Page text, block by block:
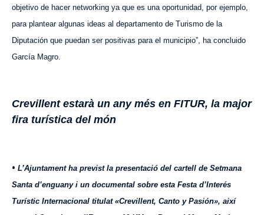
objetivo de hacer networking ya que es una oportunidad, por ejemplo,
para plantear algunas ideas al departamento de Turismo de la
Diputación que puedan ser positivas para el municipio”, ha concluido
García Magro.
Crevillent estarà un any més en FITUR, la major
fira turística del món
• L’Ajuntament ha previst la presentació del cartell de Setmana
Santa d’enguany i un documental sobre esta Festa d’Interés
Turístic Internacional titulat «Crevillent, Canto y Pasión», així